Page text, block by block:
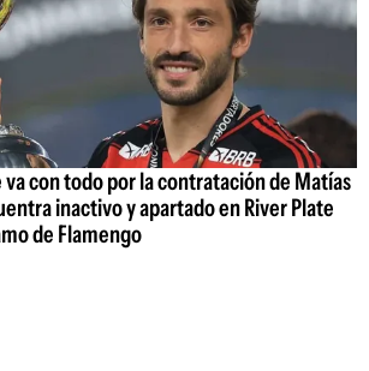
va con todo por la contratación de Matías
inactivo y apartado en River Plate
de Flamengo